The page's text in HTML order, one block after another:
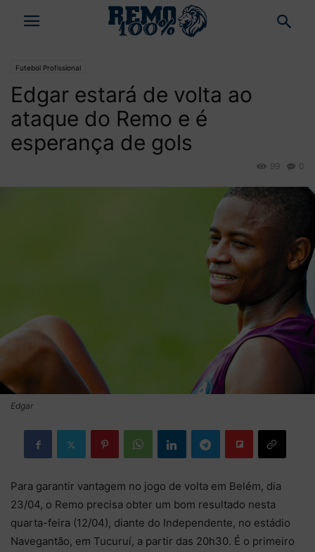
Futebol Profissional
Edgar estará de volta ao
ataque do Remo e é
esperança de gols
0
99
Edgar
Para garantir vantagem no jogo de volta em Belém, dia
23/04, o Remo precisa obter um bom resultado nesta
quarta-feira (12/04), diante do Independente, no estádio
Navegantão, em Tucuruí, a partir das 20h30. É o primeiro